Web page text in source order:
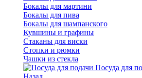
Бокалы для мартини
Бокалы для пива
Бокалы для шампанского
Кувшины и графины
Стаканы для виски
Стопки и рюмки
Чашки из стекла
Посуда для
Назад